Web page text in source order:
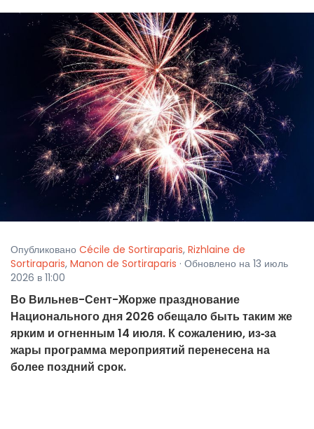
Опубликовано Cécile de Sortiraparis, Rizhlaine de
Sortiraparis, Manon de Sortiraparis · Обновлено на 13 июль
2026 в 11:00
Во Вильнев-Сент-Жорже празднование
Национального дня 2026 обещало быть таким же
ярким и огненным 14 июля. К сожалению, из‑за
жары программа мероприятий перенесена на
более поздний срок.